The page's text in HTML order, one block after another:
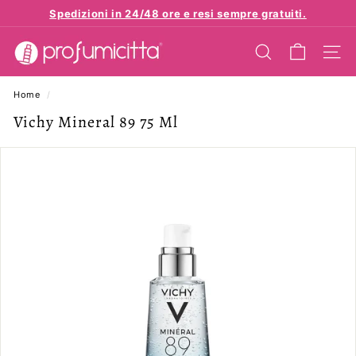
direttamente
contenuti
Metti
presentazione
Spedizioni in 24/48 ore e resi sempre gratuiti.
p
r
o
f
u
m
CERCA
Home /
Vichy Mineral 89 75 Ml